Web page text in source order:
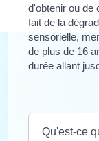
d'obtenir ou de
fait de la
sensorielle,
de plus de 16
durée allant
Qu'est-ce